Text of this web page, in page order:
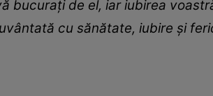
bucurați de el, iar iubirea
cu sănătate, iubire și